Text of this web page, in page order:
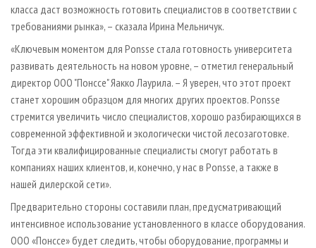
класса даст возможность готовить специалистов в соответствии с
требованиями рынка», – сказала Ирина Мельничук.
«Ключевым моментом для Ponsse стала готовность университета
развивать деятельность на новом уровне, – отметил генеральный
директор ООО "Понссе" Яакко Лаурила. – Я уверен, что этот проект
станет хорошим образцом для многих других проектов. Ponsse
стремится увеличить число специалистов, хорошо разбирающихся в
современной эффективной и экологически чистой лесозаготовке.
Тогда эти квалифицированные специалисты смогут работать в
компаниях наших клиентов, и, конечно, у нас в Ponsse, а также в
нашей дилерской сети».
Предварительно стороны составили план, предусматривающий
интенсивное использование установленного в классе оборудования.
ООО «Понссе» будет следить, чтобы оборудование, программы и